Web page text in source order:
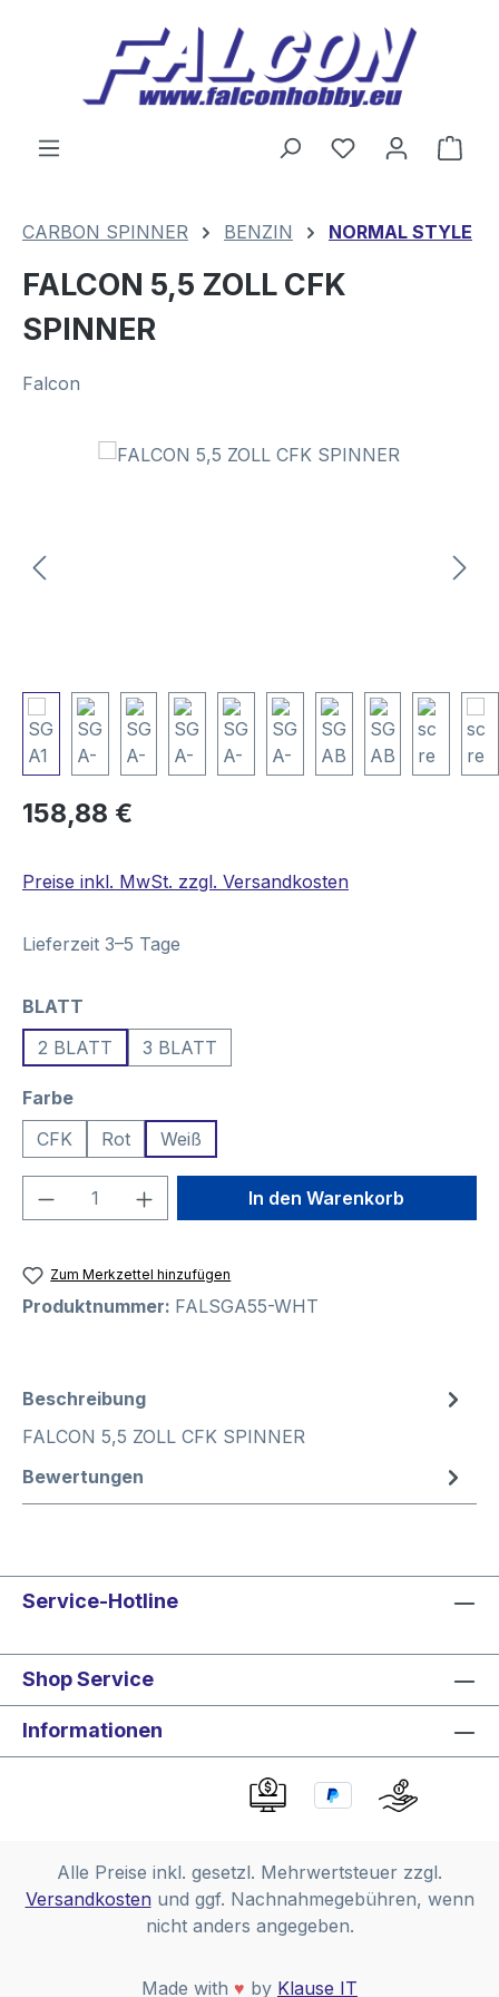
Zum Hauptinhalt springen
Du hast 0
CARBON SPINNER BENZIN NORMAL STYLE
FALCON 5,5 ZOLL CFK
SPINNER
Falcon
Bildergalerie überspringen
Regulärer Preis:
158,88 €
Preise inkl. MwSt. zzgl. Versandkosten
Lieferzeit 3–5 Tage
BLATT
2 BLATT
3 BLATT
Farbeauswählen
CFK
Rot Weiß
Produkt Anzahl: Gib denIn den Warenkorb
Zum Merkzettel hinzufügen
Produktnummer: FALSGA55-WHT
Beschreibung
FALCON 5,5 ZOLL CFK SPINNER
Bewertungen
Service-Hotline
Shop Service
Informationen
Alle Preise inkl. gesetzl. Mehrwertsteuer zzgl.
Versandkostenund ggf. Nachnahmegebühren, wenn
nicht anders angegeben.
Made with ♥ by Klause IT